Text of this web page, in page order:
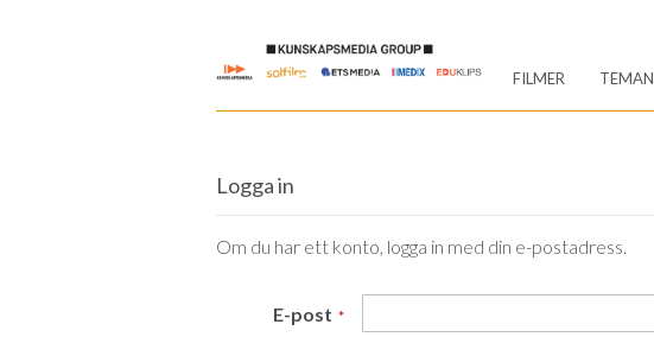
Content
FILMER TEMAN
Logga in
Om du har ett konto, logga in med din e-postadress.
E-post